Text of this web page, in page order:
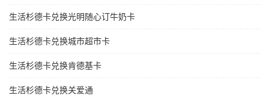
生活杉德卡兑换光明随心订牛奶卡
生活杉德卡兑换城市超市卡
生活杉德卡兑换肯德基卡
生活杉德卡兑换关爱通